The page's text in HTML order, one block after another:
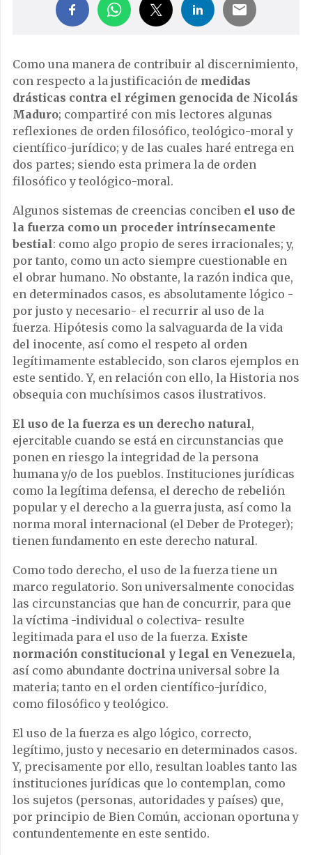
Como una manera de contribuir al discernimiento,
con respecto a la justificación de medidas
drásticas contra el régimen genocida de Nicolás
Maduro; compartiré con mis lectores algunas
reflexiones de orden filosófico, teológico-moral y
científico-jurídico; y de las cuales haré entrega en
dos partes; siendo esta primera la de orden
filosófico y teológico-moral.
Algunos sistemas de creencias conciben el uso de
la fuerza como un proceder intrínsecamente
bestial: como algo propio de seres irracionales; y,
por tanto, como un acto siempre cuestionable en
el obrar humano. No obstante, la razón indica que,
en determinados casos, es absolutamente lógico -
por justo y necesario- el recurrir al uso de la
fuerza. Hipótesis como la salvaguarda de la vida
del inocente, así como el respeto al orden
legítimamente establecido, son claros ejemplos en
este sentido. Y, en relación con ello, la Historia nos
obsequia con muchísimos casos ilustrativos.
El uso de la fuerza es un derecho natural,
ejercitable cuando se está en circunstancias que
ponen en riesgo la integridad de la persona
humana y/o de los pueblos. Instituciones jurídicas
como la legítima defensa, el derecho de rebelión
popular y el derecho a la guerra justa, así como la
norma moral internacional (el Deber de Proteger);
tienen fundamento en este derecho natural.
Como todo derecho, el uso de la fuerza tiene un
marco regulatorio. Son universalmente conocidas
las circunstancias que han de concurrir, para que
la víctima -individual o colectiva- resulte
legitimada para el uso de la fuerza. Existe
normación constitucional y legal en Venezuela,
así como abundante doctrina universal sobre la
materia; tanto en el orden científico-jurídico,
como filosófico y teológico.
El uso de la fuerza es algo lógico, correcto,
legítimo, justo y necesario en determinados casos.
Y, precisamente por ello, resultan loables tanto las
instituciones jurídicas que lo contemplan, como
los sujetos (personas, autoridades y países) que,
por principio de Bien Común, accionan oportuna y
contundentemente en este sentido.